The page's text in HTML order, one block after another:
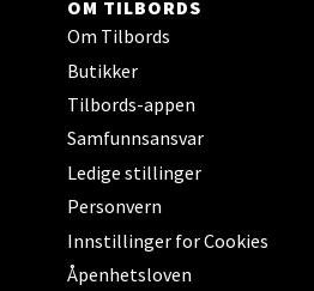
OM TILBORDS
Om Tilbords
Butikker
Tilbords-appen
Samfunnsansvar
Ledige stillinger
Personvern
Innstillinger for Cookies
Åpenhetsloven
Trondheim
Ski